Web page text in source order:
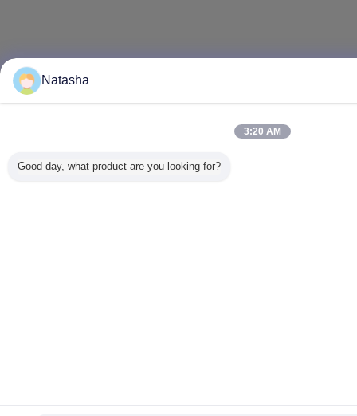
Natasha
3:20 AM
Good day, what product are you looking for?